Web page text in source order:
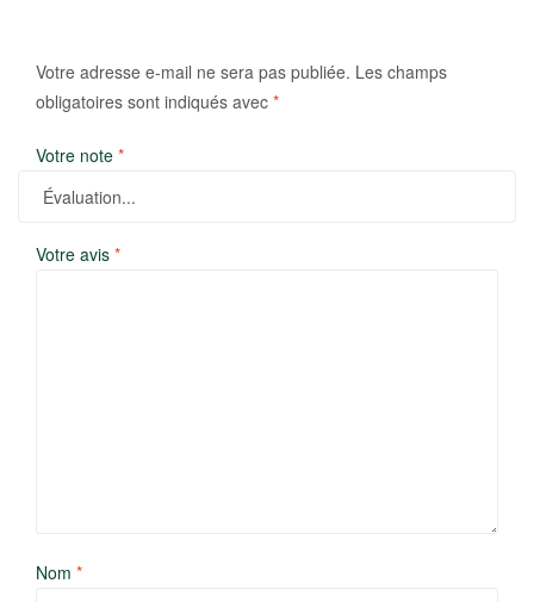
Votre adresse e-mail ne sera pas publiée. Les champs
obligatoires sont indiqués avec *
Votre note *
Votre avis *
Nom *